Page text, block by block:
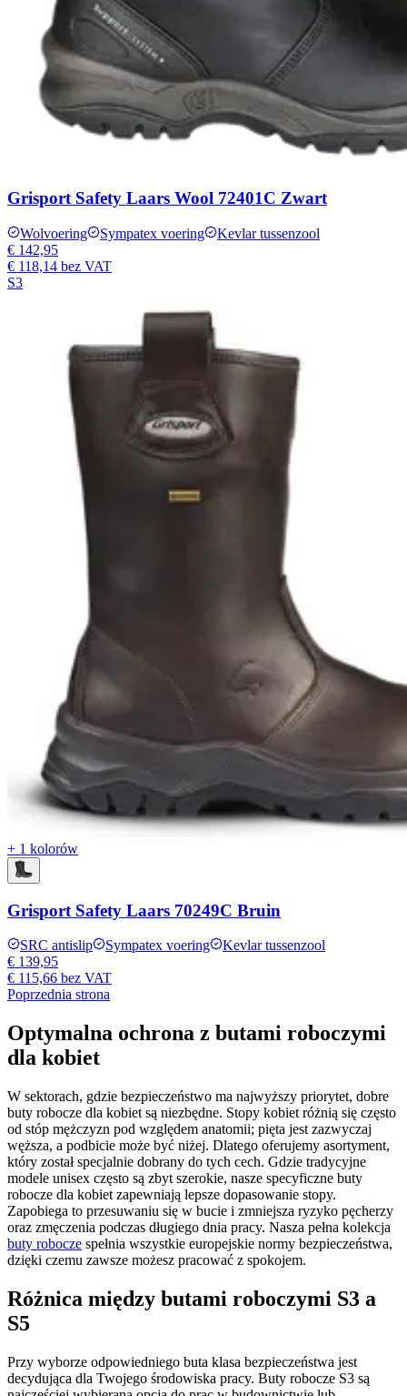
Grisport Safety Laars Wool 72401C Zwart
Wolvoering Sympatex voering
Kevlar tussenzool
€ 142,95
€ 118,14 bez VAT
S3
+ 1 kolorów
Grisport Safety Laars 70249C Bruin
SRC antislip Sympatex voering
Kevlar tussenzool
€ 139,95
€ 115,66 bez VAT
Poprzednia strona
Optymalna ochrona z butami roboczymi
dla kobiet
W sektorach, gdzie bezpieczeństwo ma najwyższy priorytet, dobre
buty robocze dla kobiet są niezbędne. Stopy kobiet różnią się często
od stóp mężczyzn pod względem anatomii; pięta jest zazwyczaj
węższa, a podbicie może być niżej. Dlatego oferujemy asortyment,
który został specjalnie dobrany do tych cech. Gdzie tradycyjne
modele unisex często są zbyt szerokie, nasze specyficzne buty
robocze dla kobiet zapewniają lepsze dopasowanie stopy.
Zapobiega to przesuwaniu się w bucie i zmniejsza ryzyko pęcherzy
oraz zmęczenia podczas długiego dnia pracy. Nasza pełna kolekcja
buty robocze spełnia wszystkie europejskie normy bezpieczeństwa,
dzięki czemu zawsze możesz pracować z spokojem.
Różnica między butami roboczymi S3 a
S5
Przy wyborze odpowiedniego buta klasa bezpieczeństwa jest
decydująca dla Twojego środowiska pracy. Buty robocze S3 są